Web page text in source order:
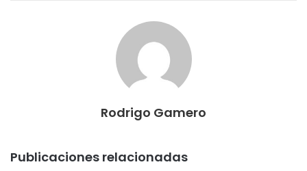
Rodrigo Gamero
Publicaciones relacionadas